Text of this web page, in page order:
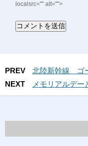
localsrc="" alt="">
PREV
北陸新幹線 ゴ
NEXT
メモリアルデ